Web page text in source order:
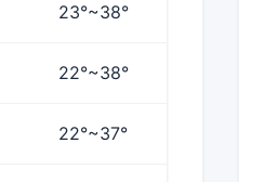
23°~38°
22°~38°
22°~37°